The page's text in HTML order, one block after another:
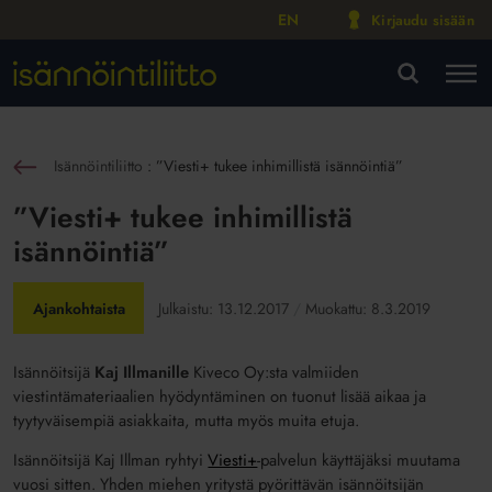
EN Kirjaudu sisään
Isännöintiliitto : ”Viesti+ tukee inhimillistä isännöintiä”
”Viesti+ tukee inhimillistä
isännöintiä”
Ajankohtaista Julkaistu: 13.12.2017 Muokattu: 8.3.2019
Isännöitsijä Kaj Illmanille Kiveco Oy:sta valmiiden
viestintämateriaalien hyödyntäminen on tuonut lisää aikaa ja
tyytyväisempiä asiakkaita, mutta myös muita etuja.
Isännöitsijä Kaj Illman ryhtyiViesti+-palvelun käyttäjäksi muutama
vuosi sitten. Yhden miehen yritystä pyörittävän isännöitsijän